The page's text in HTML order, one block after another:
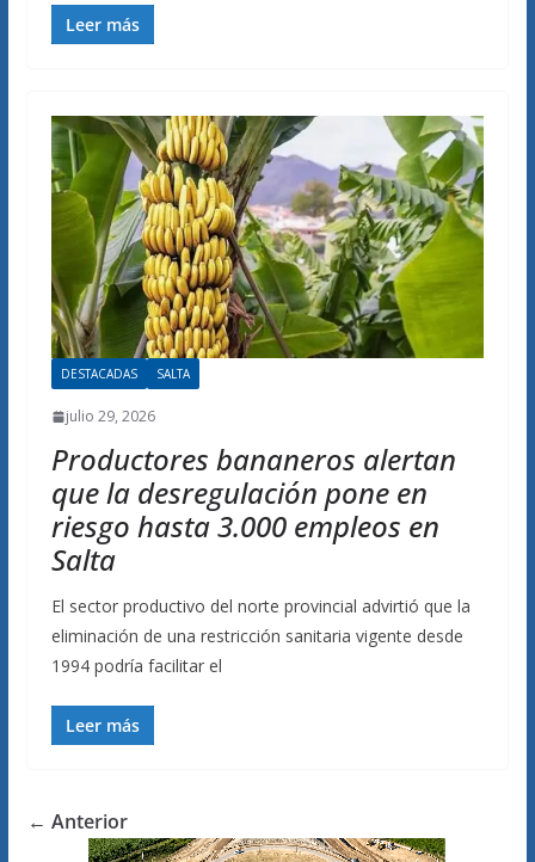
Leer más
DESTACADAS SALTA
julio 29, 2026
Productores bananeros alertan
que la desregulación pone en
riesgo hasta 3.000 empleos en
Salta
El sector productivo del norte provincial advirtió que la
eliminación de una restricción sanitaria vigente desde
1994 podría facilitar el
Leer más
← Anterior